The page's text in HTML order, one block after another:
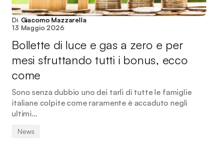
Di Giacomo Mazzarella
13 Maggio 2026
Bollette di luce e gas a zero e per
mesi sfruttando tutti i bonus, ecco
come
Sono senza dubbio uno dei tarli di tutte le famiglie
italiane colpite come raramente è accaduto negli
ultimi…
News